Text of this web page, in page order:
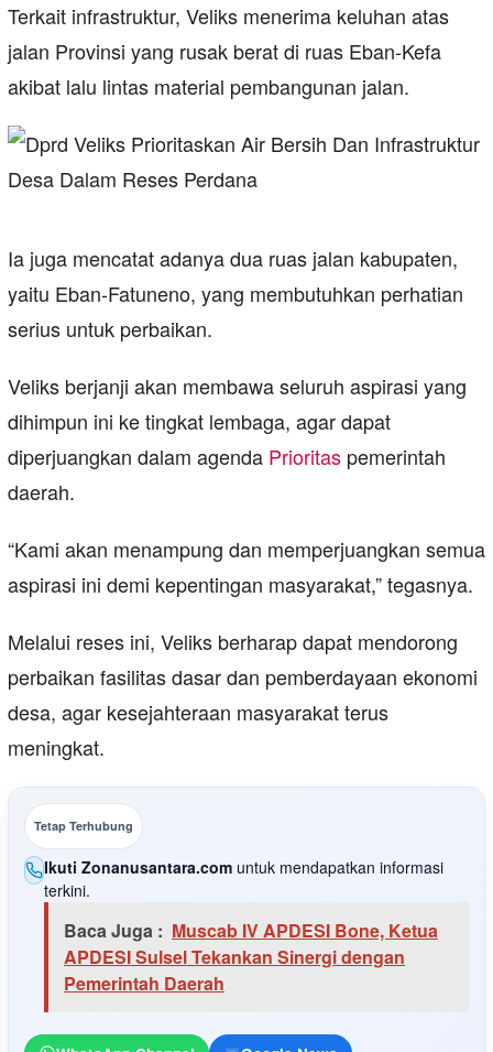
Terkait infrastruktur, Veliks menerima keluhan atas
jalan Provinsi yang rusak berat di ruas Eban-Kefa
akibat lalu lintas material pembangunan jalan.
Ia juga mencatat adanya dua ruas jalan kabupaten,
yaitu Eban-Fatuneno, yang membutuhkan perhatian
serius untuk perbaikan.
Veliks berjanji akan membawa seluruh aspirasi yang
dihimpun ini ke tingkat lembaga, agar dapat
diperjuangkan dalam agenda Prioritas pemerintah
daerah.
“Kami akan menampung dan memperjuangkan semua
aspirasi ini demi kepentingan masyarakat,” tegasnya.
Melalui reses ini, Veliks berharap dapat mendorong
perbaikan fasilitas dasar dan pemberdayaan ekonomi
desa, agar kesejahteraan masyarakat terus
meningkat.
Tetap Terhubung
Ikuti Zonanusantara.com untuk mendapatkan informasi
terkini.
Baca Juga : Muscab IV APDESI Bone, Ketua
APDESI Sulsel Tekankan Sinergi dengan
Pemerintah Daerah